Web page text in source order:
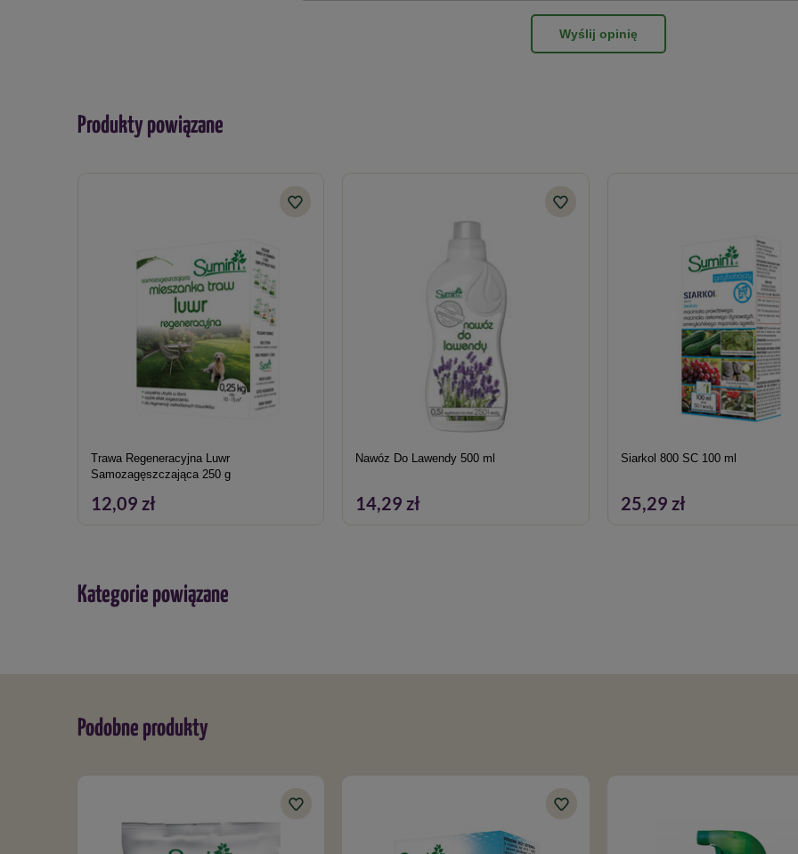
Wyślij opinię
Produkty powiązane
Trawa Regeneracyjna Luwr
Samozagęszczająca 250 g
12,09 zł
Nawóz Do Lawendy 500 ml
14,29 zł
Siarkol 800 SC 100 ml
25,29 zł
Kategorie powiązane
Podobne produkty